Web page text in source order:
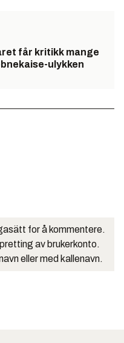
får kritikk mange
ulykken
for å kommentere.
av brukerkonto.
eller med kallenavn.